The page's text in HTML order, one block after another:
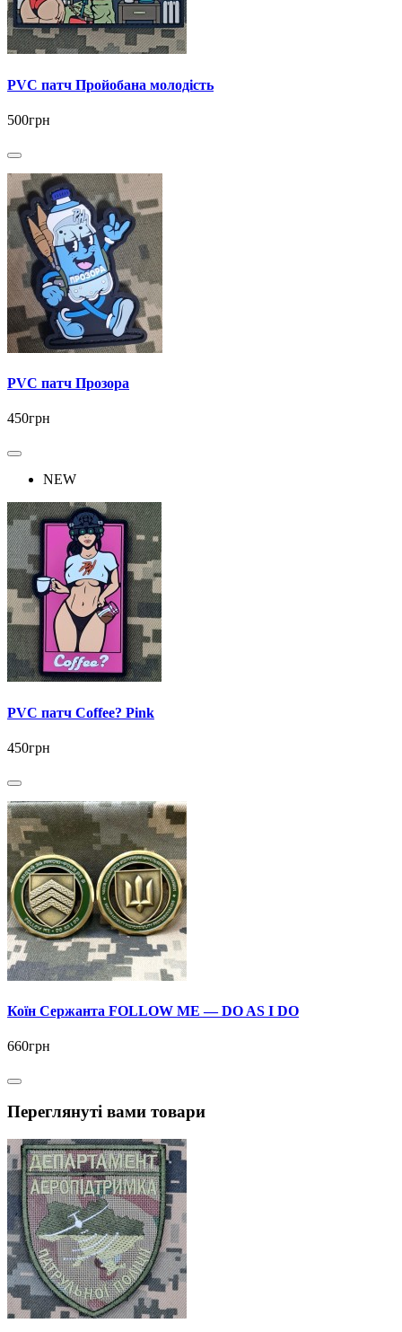
PVC патч Пройобана молодість
500грн
PVC патч Прозора
450грн
NEW
PVC патч Coffee? Pink
450грн
Коїн Сержанта FOLLOW ME — DO AS I DO
660грн
Переглянуті вами товари